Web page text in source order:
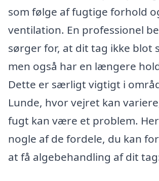
som følge af fugtige forhold
ventilation. En professionel
sørger for, at dit tag ikke blot
men også har en længere
Dette er særligt vigtigt i
Lunde, hvor vejret kan
fugt kan være et problem.
nogle af de fordele, du kan
at få algebehandling af dit